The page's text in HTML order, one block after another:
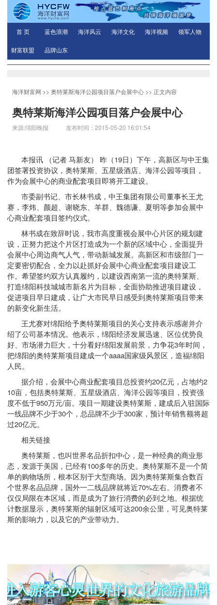
首 页 蓝色浪潮 海洋风云 海洋文化 海洋视频 领军人物
财富联盟 品牌山东
海洋财富网 >> 奥特莱斯海洋公园项目落户会展中心 >> 正文内容
奥特莱斯海洋公园项目落户会展中心
来源:绵阳晚报 发布时间：2015-05-20 16:01:54
本报讯 （记者 马新友） 昨（19日）下午，高新区与中王集
团签署投资协议，奥特莱斯、五星级酒店、海洋公园等项目，
作为会展中心的商业配套项目即将开工建设。
市委副书记、市长林书成，中王集团有限公司董事长王尤
赛，李炜、颜超、谢晓东、羊群、魏德谦、夏明等参加会展中
心商业配套项目签约仪式。
林书成在致辞时说，我市高度重视会展中心片区的规划建
设，正努力把这个片区打造成为一个新的区域中心，全面提升
会展中心周边商气人气，带动新城发展。高新区和市级部门一
定要密切配合，全力以赴抓好会展中心商业配套项目建设工
作。希望签约双方认真履约，以建设西南第一流的奥特莱斯、
打造绵阳科技城城市新名片为目标，全面协助推进项目建设，
促进项目早日建成，让广大市民早日感受到奥特莱斯项目带来
的新变化新生活。
王尤赛对绵阳给予奥特莱斯项目的关心支持表示感谢并介
绍了公司基本情况。他表示，绵阳经济发展迅速、区位优势良
好、市场潜力巨大，十分看好绵阳发展前景，力争花3年时间，
把绵阳的奥特莱斯项目建成一个aaaa国家级风景区，造福绵阳
人民。
据介绍，会展中心商业配套项目总投资约20亿元，占地约2
10亩，包括奥特莱斯、五星级酒店、海洋公园等项目，投资强
度不低于950万元/亩。项目一期建设奥特莱斯，建成后入驻国际
一线品牌不少于30个，总品牌不少于300家，预计年销售额将超
过20亿元。
相关链接
奥特莱斯，也叫世界名品折扣中心，是一种经典的商业形
态，发源于美国，已经有100多年的历史。奥特莱斯不是一个简
单的购物场所，根本区别于大型商场。因为奥特莱斯集合数百
个世界名品品牌，国外一二线品牌就将近70%左右。消费者不
仅仅局限在本区域，而是成为了旅行消费的必到之地。根据统
计数据显示，奥特莱斯的辐射区域可达200余公里，可见奥特莱
斯的影响力，以及它的产业带动力。